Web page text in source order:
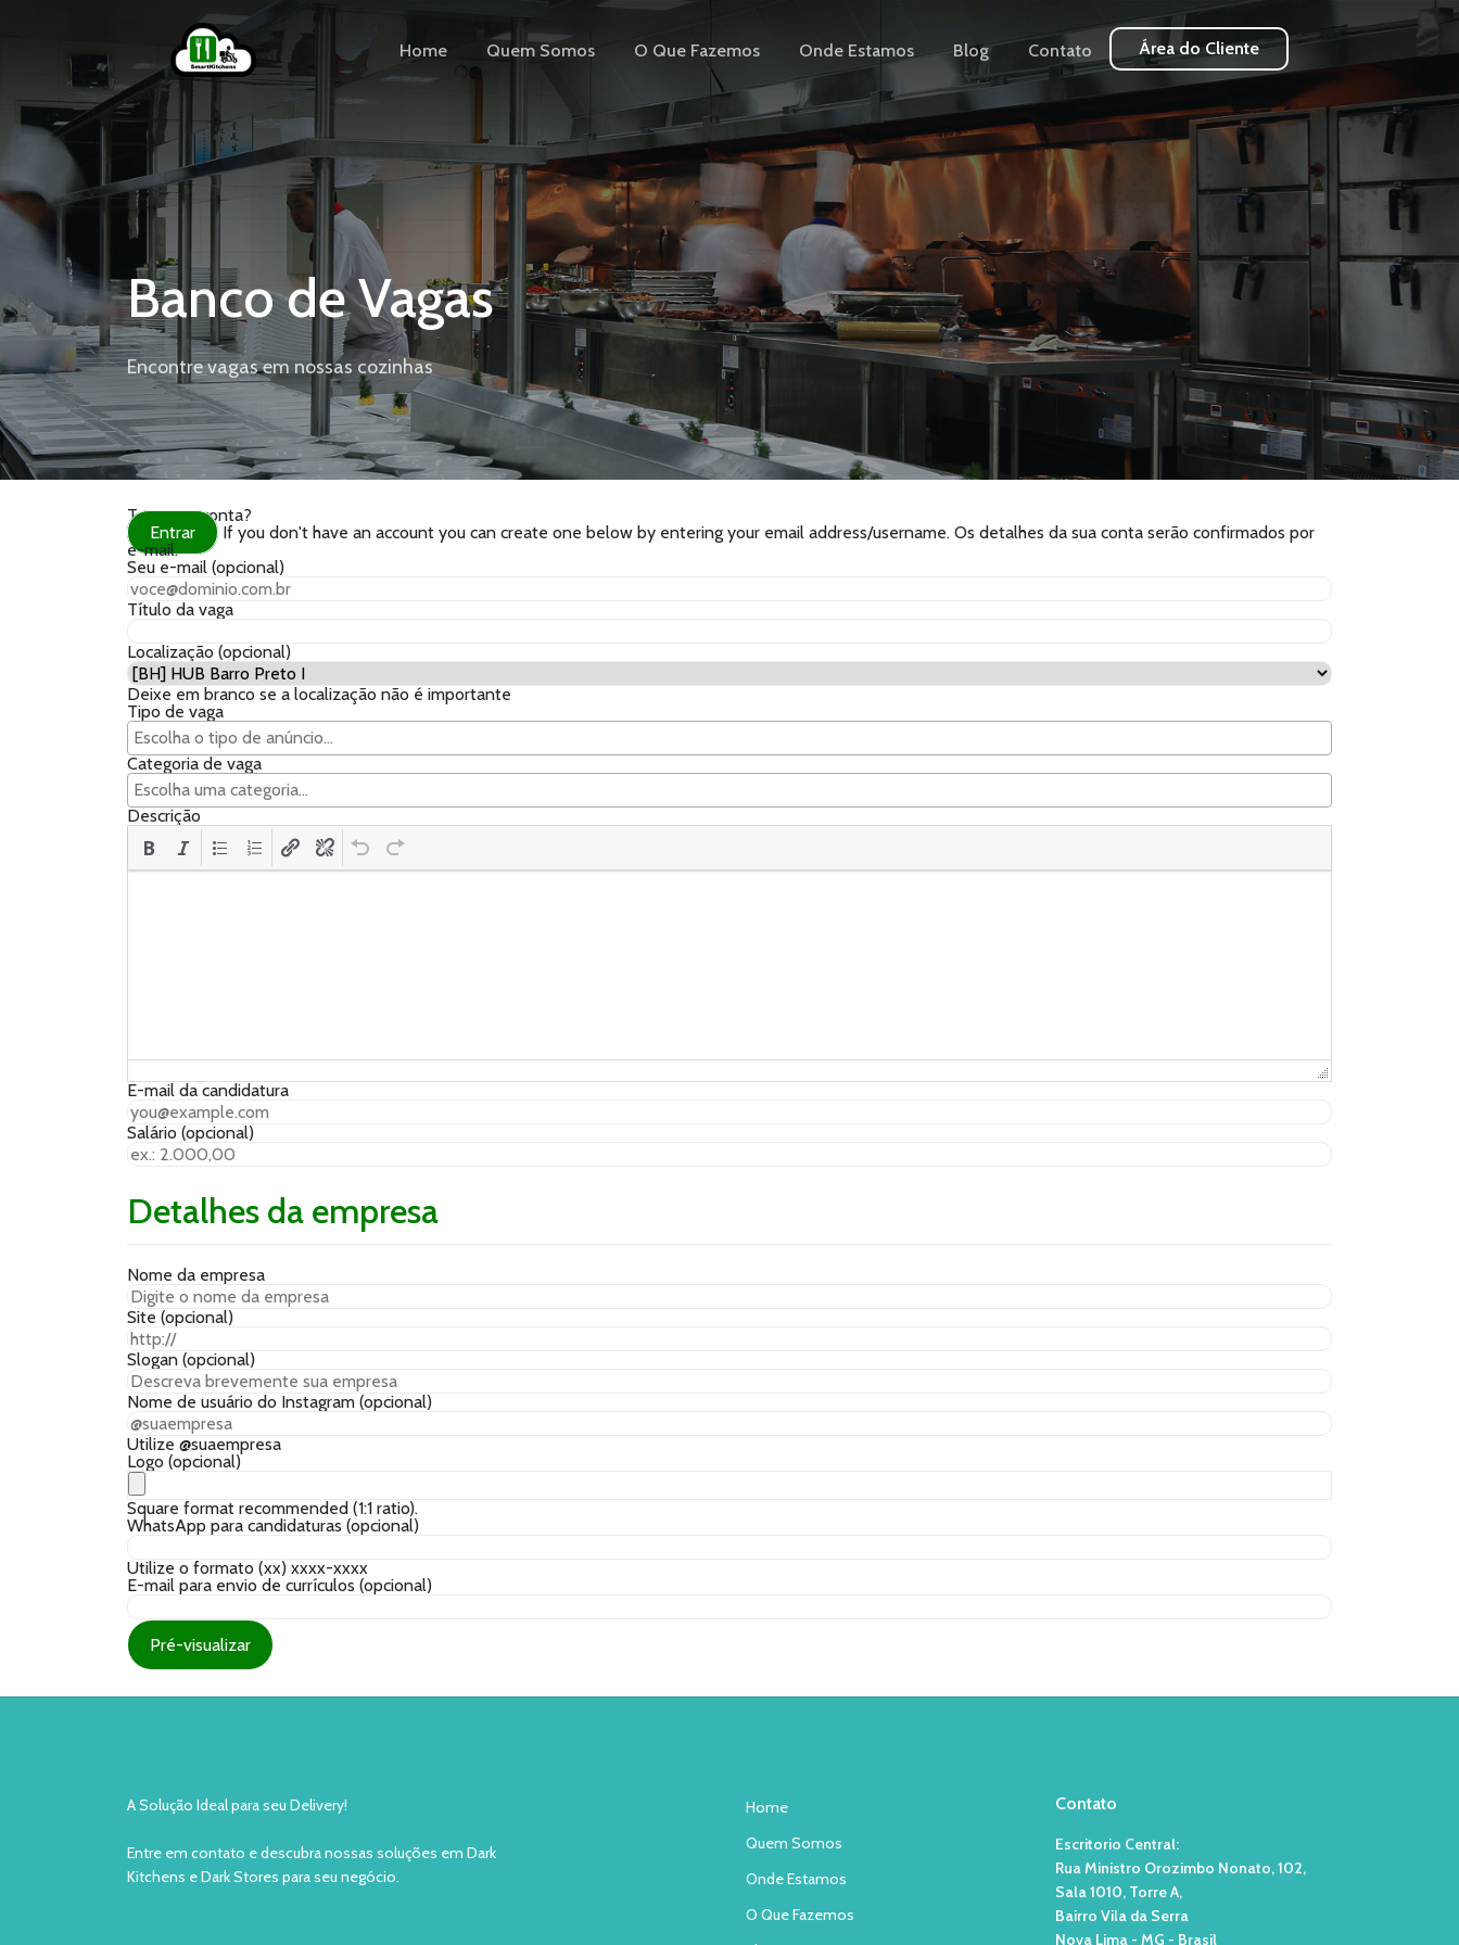
Home Quem Somos O Que Fazemos Onde Estamos Blog Contato Área do Cliente
Banco de Vagas
Encontre vagas em nossas cozinhas
Tem uma conta?
Entrar
If you don't have an account you can create one below by entering your email address/username. Os detalhes da sua conta serão confirmados por
e-mail.
Seu e-mail (opcional)
Título da vaga
Localização (opcional)
Deixe em branco se a localização não é importante
Tipo de vaga
Categoria de vaga
Descrição
E-mail da candidatura
Salário (opcional)
Detalhes da empresa
Nome da empresa
Site (opcional)
Slogan (opcional)
Nome de usuário do Instagram (opcional)
Utilize @suaempresa
Logo (opcional)
Square format recommended (1:1 ratio).
WhatsApp para candidaturas (opcional)
Utilize o formato (xx) xxxx-xxxx
E-mail para envio de currículos (opcional)
A Solução Ideal para seu Delivery!
Entre em contato e descubra nossas soluções em Dark
Kitchens e Dark Stores para seu negócio.
Home
Quem Somos
Onde Estamos
O Que Fazemos
Contato
Escritorio Central:
Rua Ministro Orozimbo Nonato, 102,
Sala 1010, Torre A,
Bairro Vila da Serra
Nova Lima - MG - Brasil